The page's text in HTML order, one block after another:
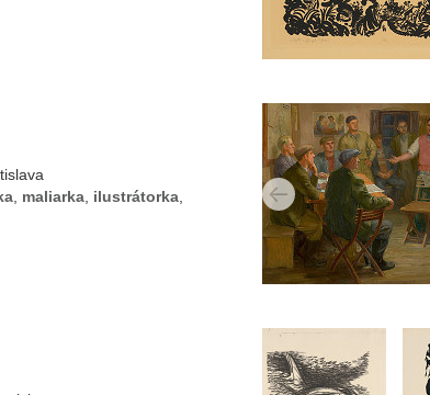
, maliarka, ilustrátorka,